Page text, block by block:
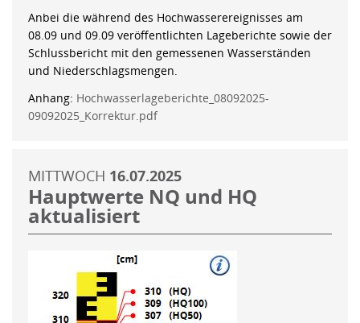
Anbei die während des Hochwasserereignisses am
08.09 und 09.09 veröffentlichten Lageberichte sowie der
Schlussbericht mit den gemessenen Wasserständen
und Niederschlagsmengen.
Anhang: Hochwasserlageberichte_08092025-
09092025_Korrektur.pdf
MITTWOCH 16.07.2025
Hauptwerte NQ und HQ
aktualisiert